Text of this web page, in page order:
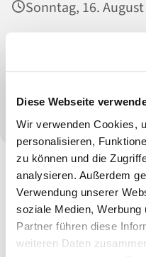
Diese Webseite
Wir verwenden Cookies,
personalisieren,
zu können und die
analysieren. Außerdem
Verwendung unserer
soziale Medien, Werbung
Partner führen diese
weiteren Daten
Sonntag, 16.
Treffpunkt:
Neersen
Marika Löchte
„ABERBITTE MIT
Treffpunkt: 16.30 h
„Kassenhäuschen“